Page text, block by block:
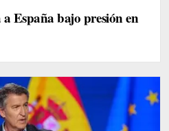
España bajo presión en